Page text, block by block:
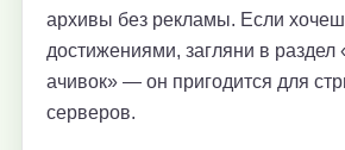
архивы без рекламы. Если
достижениями, загляни в раздел
ачивок» — он пригодится для
серверов.